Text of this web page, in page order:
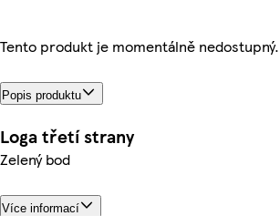
Tento produkt je momentálně nedostupný.
Popis produktu
Loga třetí strany
Zelený bod
Více informací